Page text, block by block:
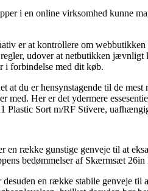
i en online virksomhed kunne
er at kontrollere om
udover at netbutikken jævnligt
i forbindelse med dit køb.
at du er hensynstagende til de
med. Her er det ydermere
Plastic Sort m/RF Stivere,
en række gunstige genveje til at
bedømmelser af Skærmsæt
en række stabile genveje til